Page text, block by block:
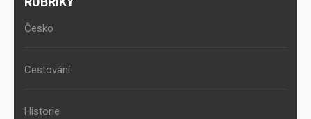
Česko
Cestování
Historie